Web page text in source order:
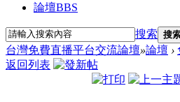
論壇BBS
搜索 搜
台灣免費直播平台交流論壇»論壇 ›
返回列表